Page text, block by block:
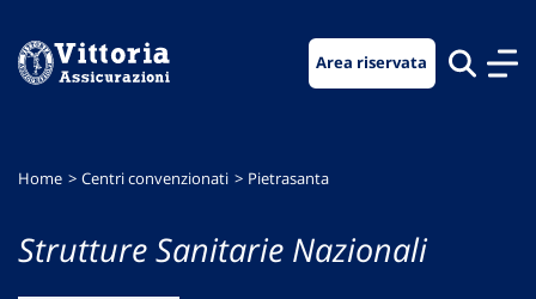
menu
contenuto
footer
Area riservata
Home Centri convenzionati Pietrasanta
Strutture Sanitarie Nazionali